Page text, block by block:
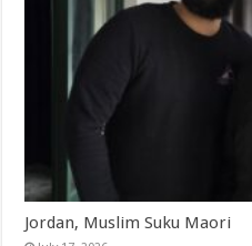
Jordan, Muslim Suku Maori